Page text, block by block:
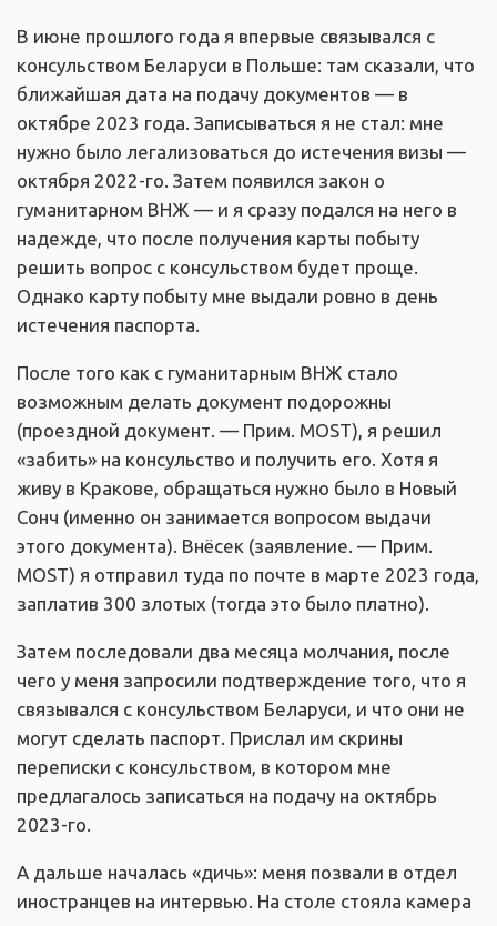
В июне прошлого года я впервые связывался с
консульством Беларуси в Польше: там сказали, что
ближайшая дата на подачу документов — в
октябре 2023 года. Записываться я не стал: мне
нужно было легализоваться до истечения визы —
октября 2022-го. Затем появился закон о
гуманитарном ВНЖ — и я сразу подался на него в
надежде, что после получения карты побыту
решить вопрос с консульством будет проще.
Однако карту побыту мне выдали ровно в день
истечения паспорта.
После того как с гуманитарным ВНЖ стало
возможным делать документ подорожны
(проездной документ. — Прим. MOST), я решил
«забить» на консульство и получить его. Хотя я
живу в Кракове, обращаться нужно было в Новый
Сонч (именно он занимается вопросом выдачи
этого документа). Внёсек (заявление. — Прим.
MOST) я отправил туда по почте в марте 2023 года,
заплатив 300 злотых (тогда это было платно).
Затем последовали два месяца молчания, после
чего у меня запросили подтверждение того, что я
связывался с консульством Беларуси, и что они не
могут сделать паспорт. Прислал им скрины
переписки с консульством, в котором мне
предлагалось записаться на подачу на октябрь
2023-го.
А дальше началась «дичь»: меня позвали в отдел
иностранцев на интервью. На столе стояла камера